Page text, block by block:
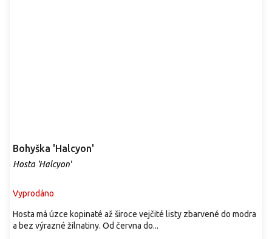
Bohyška 'Halcyon'
Hosta 'Halcyon'
Vyprodáno
Hosta má úzce kopinaté až široce vejčité listy zbarvené do modra
a bez výrazné žilnatiny. Od června do...